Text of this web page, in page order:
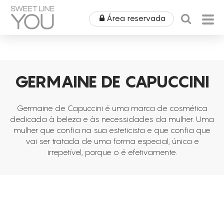
Área reservada
QUEM SOMOS
PRODUTOS
EQUIPAMENTOS
ALUGUERES
ÁREA MÉDICA
GERMAINE DE CAPUCCINI
Germaine de Capuccini é uma marca de cosmética
dedicada à beleza e às necessidades da mulher. Uma
mulher que confia na sua esteticista e que confia que
vai ser tratada de uma forma especial, única e
irrepetível, porque o é efetivamente.